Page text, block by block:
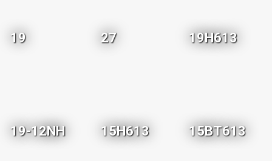
19 27 19H613
19-12NH 15H613 15BT613